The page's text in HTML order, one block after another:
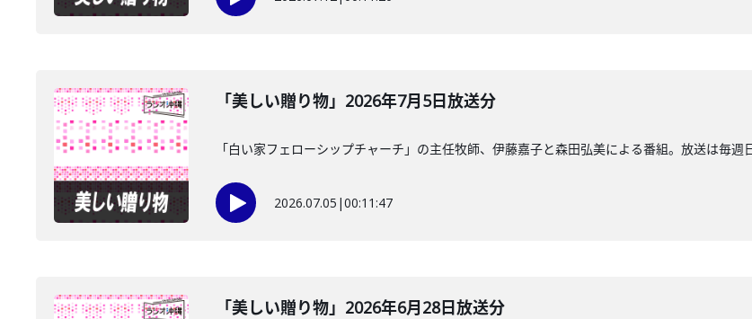
「美しい贈り物」2026年7月5日放送分
「白い家フェローシップチャーチ」の主任牧師、伊藤嘉子と森田弘美による番組。放送は毎週
2026.07.05 |00:11:47
「美しい贈り物」2026年6月28日放送分